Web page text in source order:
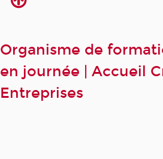
Organisme de
en journée | Accueil
Entreprises